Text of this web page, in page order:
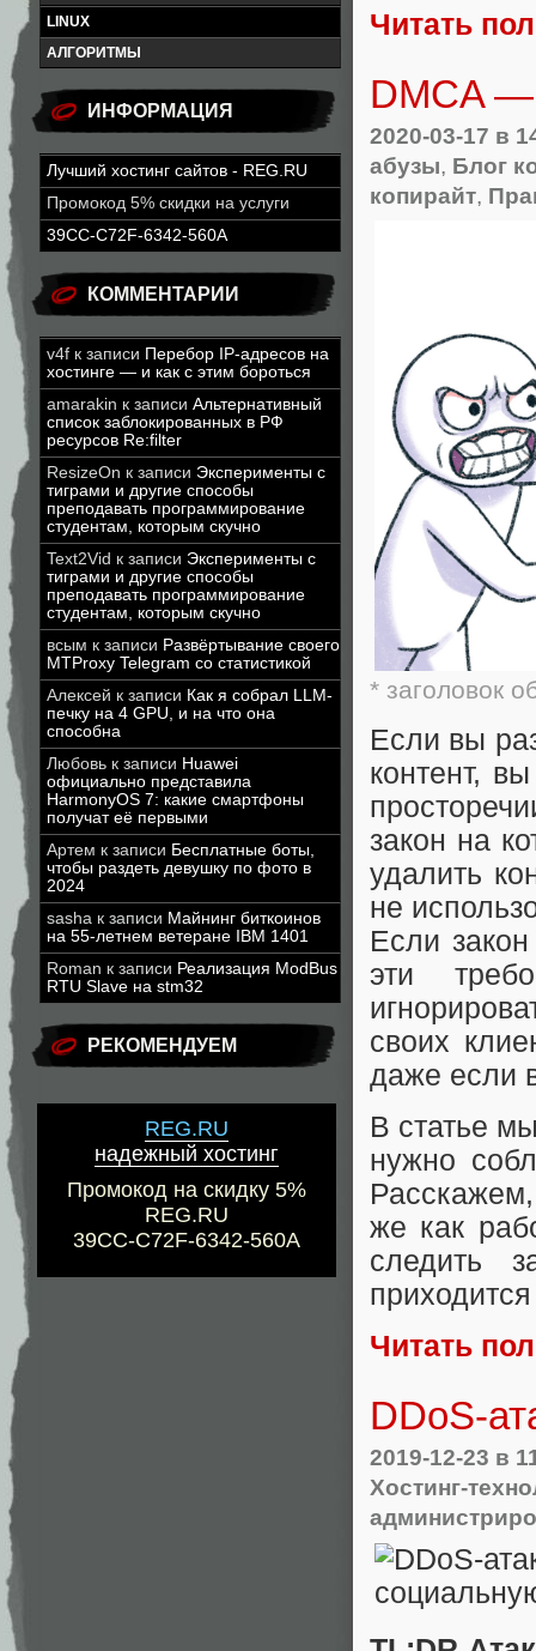
LINUX
АЛГОРИТМЫ
ИНФОРМАЦИЯ
Лучший хостинг сайтов - REG.RU
Промокод 5% скидки на услуги
39CC-C72F-6342-560A
КОММЕНТАРИИ
v4f к записи Перебор IP-адресов на
хостинге — и как с этим бороться
amarakin к записи Альтернативный
список заблокированных в РФ
ресурсов Re:filter
ResizeOn к записи Эксперименты с
тиграми и другие способы
преподавать программирование
студентам, которым скучно
Text2Vid к записи Эксперименты с
тиграми и другие способы
преподавать программирование
студентам, которым скучно
всым к записи Развёртывание своего
MTProxy Telegram со статистикой
Алексей к записи Как я собрал LLM-
печку на 4 GPU, и на что она
способна
Любовь к записи Huawei
официально представила
HarmonyOS 7: какие смартфоны
получат её первыми
Артем к записи Бесплатные боты,
чтобы раздеть девушку по фото в
2024
sasha к записи Майнинг биткоинов
на 55-летнем ветеране IBM 1401
Roman к записи Реализация ModBus
RTU Slave на stm32
РЕКОМЕНДУЕМ
REG.RU
надежный хостинг
Промокод на скидку 5%
REG.RU
39CC-C72F-6342-560A
Читать
DMCA —
2020-03-17 в
абузы, Блог
копирайт,
* заголовок
Если вы
контент,
закон на
удалить
не
Если
эти
своих
даже если
В статье
нужно
же как
следить
Читать
DDoS-
2019-12-23 в
Хостинг-